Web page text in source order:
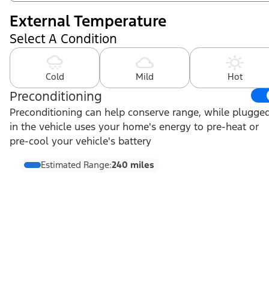
External Temperature
Select A Condition
Cold Mild Hot
Preconditioning
Preconditioning can help conserve range, while
in the vehicle uses your home's energy to pre-heat or
pre-cool your vehicle's battery
Estimated Range:240 miles